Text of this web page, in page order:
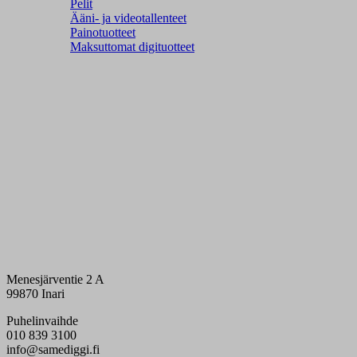
Pelit
Ääni- ja videotallenteet
Painotuotteet
Maksuttomat digituotteet
Menesjärventie 2 A
99870 Inari
Puhelinvaihde
010 839 3100
info@samediggi.fi